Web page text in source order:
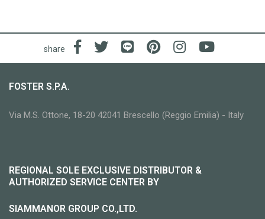
share
FOSTER S.P.A.
Via M.S. Ottone, 18-20 42041 Brescello (Reggio Emilia) - Italy
REGIONAL SOLE EXCLUSIVE DISTRIBUTOR &
AUTHORIZED SERVICE CENTER BY
SIAMMANOR GROUP CO.,LTD.